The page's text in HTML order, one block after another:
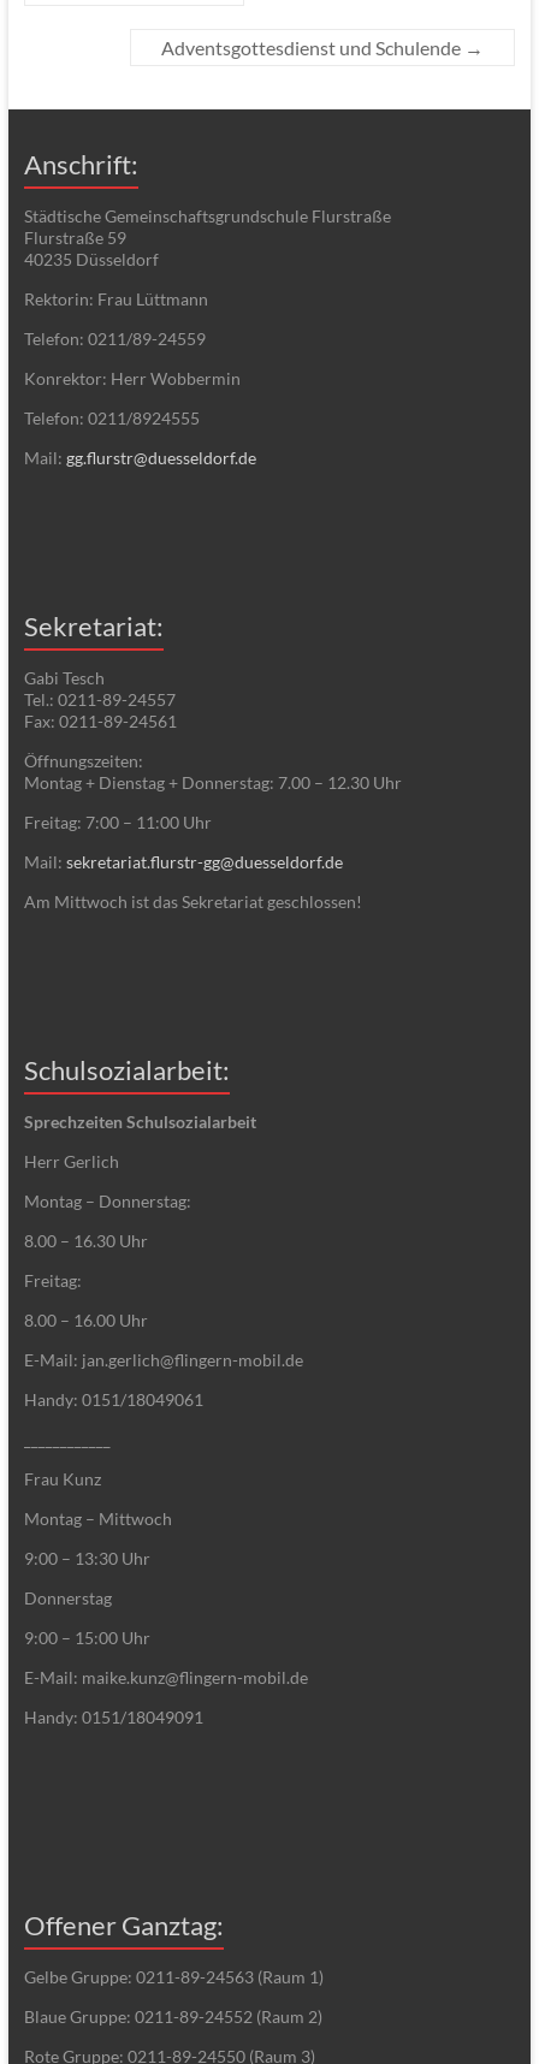
Adventsgottesdienst und Schulende →
Anschrift:
Städtische Gemeinschaftsgrundschule Flurstraße
Flurstraße 59
40235 Düsseldorf
Rektorin: Frau Lüttmann
Telefon: 0211/89-24559
Konrektor: Herr Wobbermin
Telefon: 0211/8924555
Mail: gg.flurstr@duesseldorf.de
Sekretariat:
Gabi Tesch
Tel.: 0211-89-24557
Fax: 0211-89-24561
Öffnungszeiten:
Montag + Dienstag + Donnerstag: 7.00 – 12.30 Uhr
Freitag: 7:00 – 11:00 Uhr
Mail: sekretariat.flurstr-gg@duesseldorf.de
Am Mittwoch ist das Sekretariat geschlossen!
Schulsozialarbeit:
Sprechzeiten Schulsozialarbeit
Herr Gerlich
Montag – Donnerstag:
8.00 – 16.30 Uhr
Freitag:
8.00 – 16.00 Uhr
E-Mail: jan.gerlich@flingern-mobil.de
Handy: 0151/18049061
Frau Kunz
Montag – Mittwoch
9:00 – 13:30 Uhr
Donnerstag
9:00 – 15:00 Uhr
E-Mail: maike.kunz@flingern-mobil.de
Handy: 0151/18049091
Offener Ganztag:
Gelbe Gruppe: 0211-89-24563 (Raum 1)
Blaue Gruppe: 0211-89-24552 (Raum 2)
Rote Gruppe: 0211-89-24550 (Raum 3)